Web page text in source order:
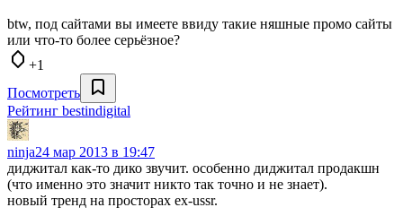
btw, под сайтами вы имеете ввиду такие няшные промо сайты
или что-то более серьёзное?
+1
Посмотреть
Рейтинг bestindigital
ninja24 мар 2013 в 19:47
диджитал как-то дико звучит. особенно диджитал продакшн
(что именно это значит никто так точно и не знает).
новый тренд на просторах ex-ussr.